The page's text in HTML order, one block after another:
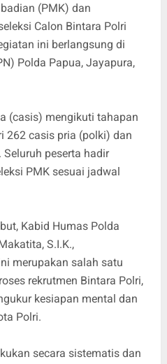
(PMK) dan
Calon Bintara Polri
ini berlangsung di
Polda Papua, Jayapura,
(casis) mengikuti tahapan
262 casis pria (polki) dan
peserta hadir
PMK sesuai jadwal
Kabid Humas Polda
S.I.K.,
merupakan salah satu
rekrutmen Bintara Polri,
kesiapan mental dan
Polri.
secara sistematis dan